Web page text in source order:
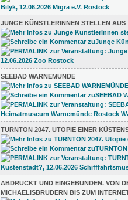
JUNGE KÜNSTLERINNEN STELLEN AUS
SEEBAD WARNEMÜNDE
TURNTON 2047. UTOPIE EINER
ABDRUCKT UND EINGEBUNDEN. VON
MICHAELISBRÜDERN BIS ZUM